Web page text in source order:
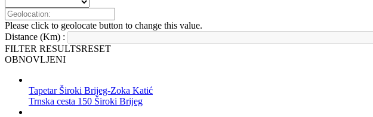
Please click to geolocate button to change this value.
Distance (Km) :
FILTER RESULTSRESET
OBNOVLJENI
Tapetar Široki Brijeg-Zoka Katić
Trnska cesta 150 Široki Brijeg